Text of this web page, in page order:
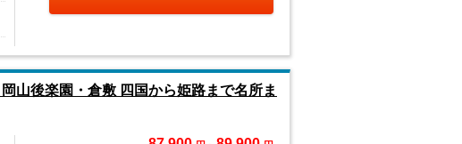
山後楽園・倉敷 四国から姫路まで名所ま